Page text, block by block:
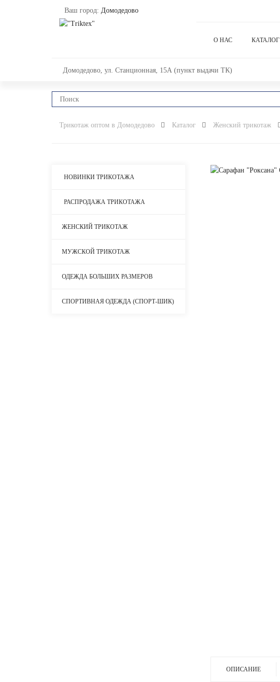
Ваш город: Домодедово
О НАС КАТАЛОГ
Домодедово, ул. Станционная, 15А (пункт выдачи ТК)
Трикотаж оптом в Домодедово Каталог Женский трикотаж
НОВИНКИ ТРИКОТАЖА
РАСПРОДАЖА ТРИКОТАЖА
ЖЕНСКИЙ ТРИКОТАЖ
МУЖСКОЙ ТРИКОТАЖ
ОДЕЖДА БОЛЬШИХ РАЗМЕРОВ
СПОРТИВНАЯ ОДЕЖДА (СПОРТ-ШИК)
ОПИСАНИЕ